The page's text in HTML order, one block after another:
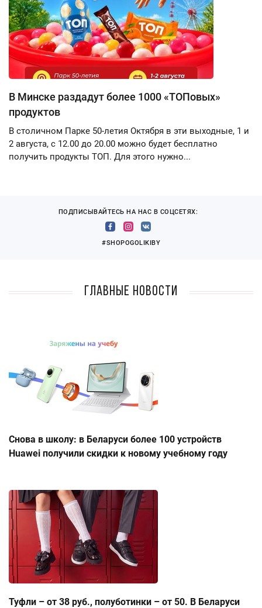
В Минске раздадут более 1000 «ТОПовых»
продуктов
В столичном Парке 50-летия Октября в эти выходные, 1 и
2 августа, с 12.00 до 20.00 можно будет бесплатно
получить продукты ТОП. Для этого нужно...
ПОДПИСЫВАЙТЕСЬ НА НАС В СОЦСЕТЯХ:
#SHOPOGOLIKIBY
Главные новости
Снова в школу: в Беларуси более 100 устройств
Huawei получили скидки к новому учебному году
Туфли – от 38 руб., полуботинки – от 50. В Беларуси